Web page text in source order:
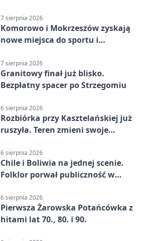
7 sierpnia 2026
Komorowo i Mokrzeszów zyskają
nowe miejsca do sportu i
7 sierpnia 2026
Granitowy finał już blisko.
Bezpłatny spacer po Strzegomiu
6 sierpnia 2026
Rozbiórka przy Kasztelańskiej już
ruszyła. Teren zmieni swoje
6 sierpnia 2026
Chile i Boliwia na jednej scenie.
Folklor porwał publiczność w
6 sierpnia 2026
Pierwsza Żarowska Potańcówka z
hitami lat 70., 80. i 90.